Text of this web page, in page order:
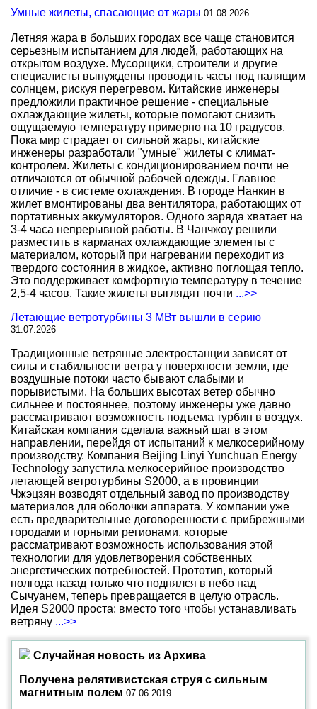
Умные жилеты, спасающие от жары 01.08.2026
Летняя жара в больших городах все чаще становится
серьезным испытанием для людей, работающих на
открытом воздухе. Мусорщики, строители и другие
специалисты вынуждены проводить часы под палящим
солнцем, рискуя перегревом. Китайские инженеры
предложили практичное решение - специальные
охлаждающие жилеты, которые помогают снизить
ощущаемую температуру примерно на 10 градусов.
Пока мир страдает от сильной жары, китайские
инженеры разработали "умные" жилеты с климат-
контролем. Жилеты с кондиционированием почти не
отличаются от обычной рабочей одежды. Главное
отличие - в системе охлаждения. В городе Нанкин в
жилет вмонтированы два вентилятора, работающих от
портативных аккумуляторов. Одного заряда хватает на
3-4 часа непрерывной работы. В Чанчжоу решили
разместить в карманах охлаждающие элементы с
материалом, который при нагревании переходит из
твердого состояния в жидкое, активно поглощая тепло.
Это поддерживает комфортную температуру в течение
2,5-4 часов. Такие жилеты выглядят почти ...>>
Летающие ветротурбины 3 МВт вышли в серию
31.07.2026
Традиционные ветряные электростанции зависят от
силы и стабильности ветра у поверхности земли, где
воздушные потоки часто бывают слабыми и
порывистыми. На больших высотах ветер обычно
сильнее и постояннее, поэтому инженеры уже давно
рассматривают возможность подъема турбин в воздух.
Китайская компания сделала важный шаг в этом
направлении, перейдя от испытаний к мелкосерийному
производству. Компания Beijing Linyi Yunchuan Energy
Technology запустила мелкосерийное производство
летающей ветротурбины S2000, а в провинции
Чжэцзян возводят отдельный завод по производству
материалов для оболочки аппарата. У компании уже
есть предварительные договоренности с прибрежными
городами и горными регионами, которые
рассматривают возможность использования этой
технологии для удовлетворения собственных
энергетических потребностей. Прототип, который
полгода назад только что поднялся в небо над
Сычуанем, теперь превращается в целую отрасль.
Идея S2000 проста: вместо того чтобы устанавливать
ветряну ...>>
Случайная новость из Архива
Получена релятивистская струя с сильным
магнитным полем 07.06.2019